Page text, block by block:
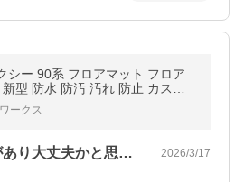
シー 90系 フロアマット フロア
型 防水 防汚 汚れ 防止 カスタ
ン 専用
ークス
届いた時は折り癖があり大丈夫かと思いま… 2026/3/17